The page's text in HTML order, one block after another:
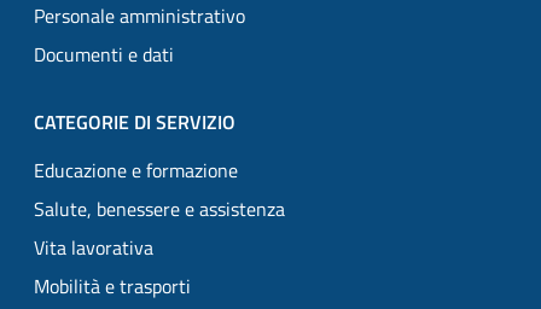
Personale amministrativo
Documenti e dati
CATEGORIE DI SERVIZIO
Educazione e formazione
Salute, benessere e assistenza
Vita lavorativa
Mobilità e trasporti